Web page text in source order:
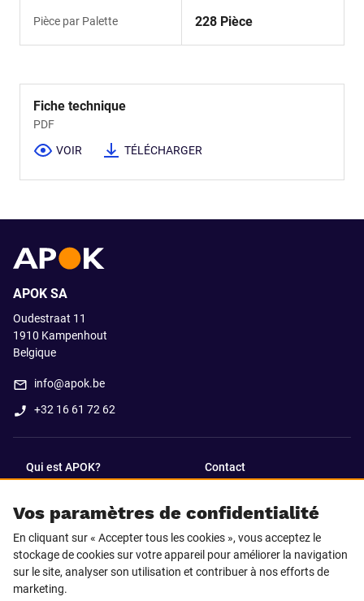
Pièce par Palette 228 Pièce
Fiche technique
PDF
VOIR TÉLÉCHARGER
Vos paramètres de confidentialité
En cliquant sur « Accepter tous les cookies », vous acceptez le
stockage de cookies sur votre appareil pour améliorer la navigation
sur le site, analyser son utilisation et contribuer à nos efforts de
marketing.
APOK SA
Oudestraat 11
1910 Kampenhout
Belgique
info@apok.be
+32 16 61 72 62
Qui est APOK? Contact
SUIVEZ-NOUS SUR
Facebook LinkedIn